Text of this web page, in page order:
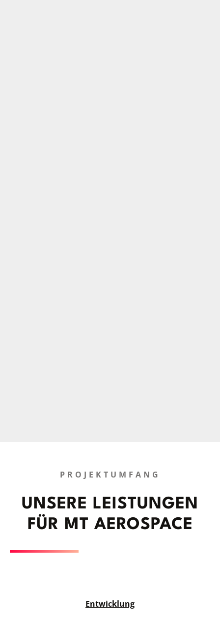
PROJEKTUMFANG
UNSERE LEISTUNGEN
FÜR MT AEROSPACE
Entwicklung